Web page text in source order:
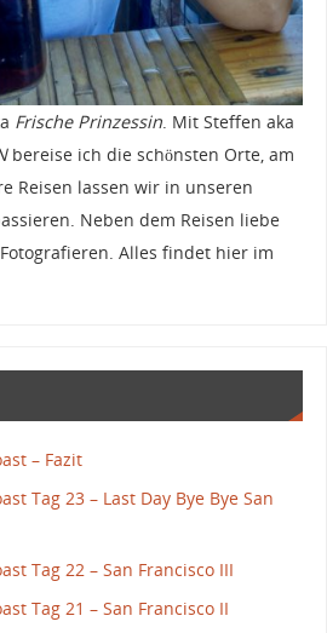
Frische Prinzessin. Mit Steffen aka
bereise ich die schönsten Orte, am
Reisen lassen wir in unseren
Neben dem Reisen liebe
Alles findet hier im
– Fazit
Tag 23 – Last Day Bye Bye San
Tag 22 – San Francisco III
Tag 21 – San Francisco II